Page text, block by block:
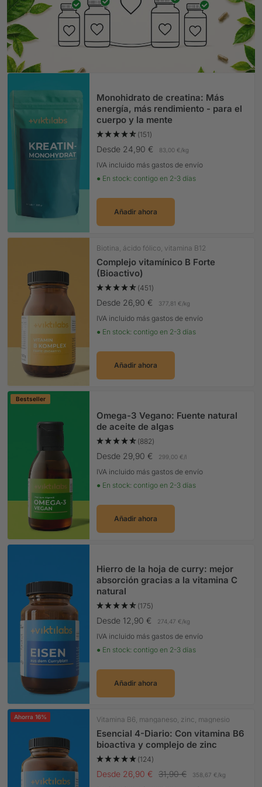
Monohidrato de creatina: Más
energía, más rendimiento - para el
cuerpo y la mente
(151)
Precio Oferta
Desde 24,90 € 83,00 €/kg
IVA incluido más gastos de envío
● En stock: contigo en 2-3 días
Añadir ahora
Biotina, ácido fólico, vitamina B12
Complejo vitamínico B Forte
(Bioactivo)
(451)
Precio Oferta
Desde 26,90 € 377,81 €/kg
IVA incluido más gastos de envío
● En stock: contigo en 2-3 días
Añadir ahora
Bestseller
Omega-3 Vegano: Fuente natural
de aceite de algas
(882)
Precio Oferta
Desde 29,90 € 299,00 €/l
IVA incluido más gastos de envío
● En stock: contigo en 2-3 días
Añadir ahora
Hierro de la hoja de curry: mejor
absorción gracias a la vitamina C
natural
(175)
Precio Oferta
Desde 12,90 € 274,47 €/kg
IVA incluido más gastos de envío
● En stock: contigo en 2-3 días
Añadir ahora
Ahorra 16% Vitamina B6, manganeso, zinc, magnesio
Esencial 4-Diario: Con vitamina B6
bioactiva y complejo de zinc
(124)
Precio Oferta
Desde 26,90 € Precio normal
31,90 € 358,67 €/kg